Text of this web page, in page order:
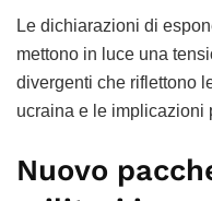
Le dichiarazioni di
mettono in luce una
divergenti che riflettono
ucraina e le implicazioni
Nuovo